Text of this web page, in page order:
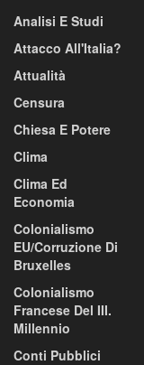
Analisi E Studi
Attacco All'Italia?
Attualità
Censura
Chiesa E Potere
Clima
Clima Ed
Economia
Colonialismo
EU/corruzione Di
Bruxelles
Colonialismo
Francese Del III.
Millennio
Conti Pubblici